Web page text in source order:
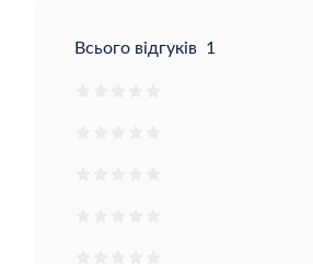
Всього відгуків 1